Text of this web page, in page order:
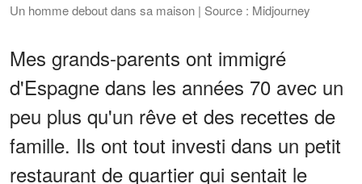
Un homme debout dans sa maison | Source : Midjourney
Mes grands-parents ont immigré
d'Espagne dans les années 70 avec un
peu plus qu'un rêve et des recettes de
famille. Ils ont tout investi dans un petit
restaurant de quartier qui sentait le